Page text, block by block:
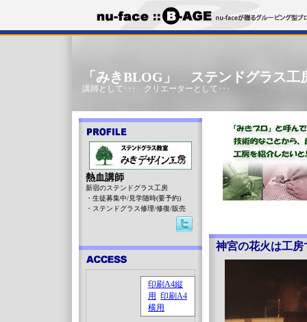
「みきBLOG」 ステンドグラス工
講師として･･･ クリエーターとして･･･
神宮の花火は工房
熱血講師
新宿のステンドグラス工房
・生徒募集中/見学随時(要予約)
・ステンドグラス修理/修復/販売